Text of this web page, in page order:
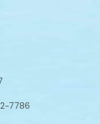
7786